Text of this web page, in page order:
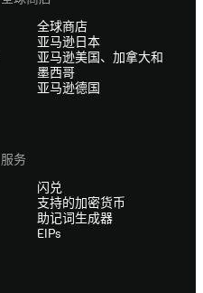
全球商店
亚马逊日本
亚马逊美国、加拿大和
墨西哥
亚马逊德国
服务
闪兑
支持的加密货币
助记词生成器
EIPs